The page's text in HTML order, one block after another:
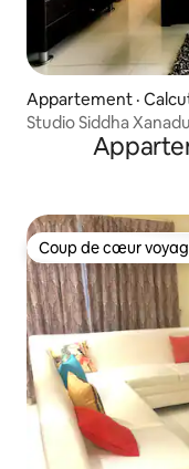
Appartement ·
Studio Siddha
Coup de cœur
Coup de cœur